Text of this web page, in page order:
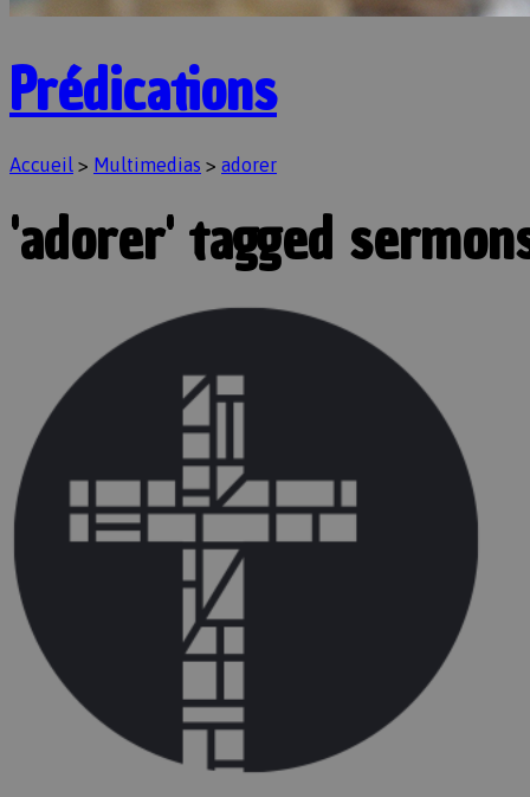
Prédications
Accueil > Multimedias > adorer
'adorer' tagged